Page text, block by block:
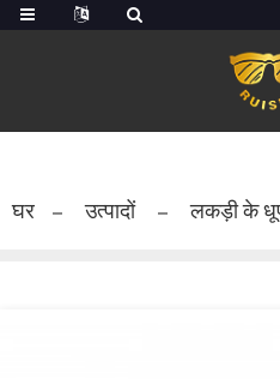
घर उत्पादों लकड़ी के